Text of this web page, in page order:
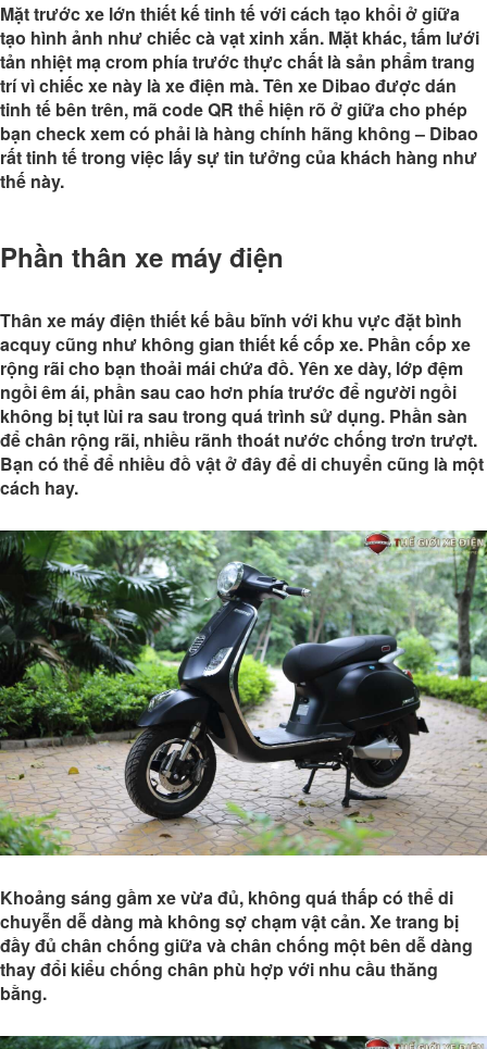
Mặt trước xe lớn thiết kế tinh tế với cách tạo khổi ở giữa
tạo hình ảnh như chiếc cà vạt xinh xắn. Mặt khác, tấm lưới
tản nhiệt mạ crom phía trước thực chất là sản phẩm trang
trí vì chiếc xe này là xe điện mà. Tên xe Dibao được dán
tinh tế bên trên, mã code QR thể hiện rõ ở giữa cho phép
bạn check xem có phải là hàng chính hãng không – Dibao
rất tinh tế trong việc lấy sự tin tưởng của khách hàng như
thế này.
Phần thân xe máy điện
Thân xe máy điện thiết kế bầu bĩnh với khu vực đặt bình
acquy cũng như không gian thiết kế cốp xe. Phần cốp xe
rộng rãi cho bạn thoải mái chứa đồ. Yên xe dày, lớp đệm
ngồi êm ái, phần sau cao hơn phía trước để người ngồi
không bị tụt lùi ra sau trong quá trình sử dụng. Phần sàn
để chân rộng rãi, nhiều rãnh thoát nước chống trơn trượt.
Bạn có thể để nhiều đồ vật ở đây để di chuyển cũng là một
cách hay.
Khoảng sáng gầm xe vừa đủ, không quá thấp có thể di
chuyễn dễ dàng mà không sợ chạm vật cản. Xe trang bị
đầy đủ chân chống giữa và chân chống một bên dễ dàng
thay đổi kiểu chống chân phù hợp với nhu cầu thăng
bằng.